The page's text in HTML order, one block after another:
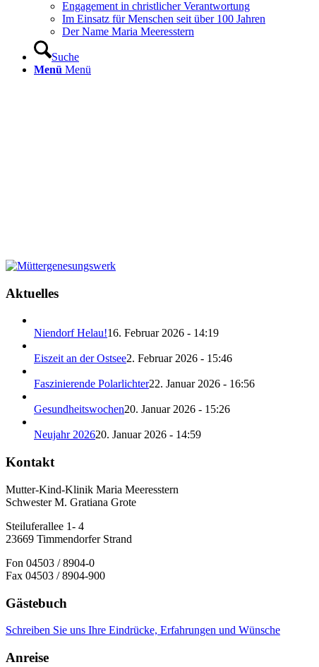
Engagement in christlicher Verantwortung
Im Einsatz für Menschen seit über 100 Jahren
Der Name Maria Meeresstern
Suche
Menü Menü
Aktuelles
Niendorf Helau!16. Februar 2026 - 14:19
Eiszeit an der Ostsee2. Februar 2026 - 15:46
Faszinierende Polarlichter22. Januar 2026 - 16:56
Gesundheitswochen20. Januar 2026 - 15:26
Neujahr 202620. Januar 2026 - 14:59
Kontakt
Mutter-Kind-Klinik Maria Meeresstern
Schwester M. Gratiana Grote
Steiluferallee 1- 4
23669 Timmendorfer Strand
Fon 04503 / 8904-0
Fax 04503 / 8904-900
Gästebuch
Schreiben Sie uns Ihre Eindrücke, Erfahrungen und Wünsche
Anreise